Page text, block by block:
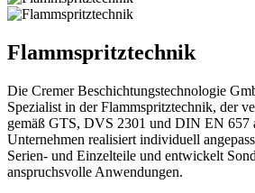
Flammspritztechnik
Die Cremer Beschichtungstechnologie
Spezialist in der Flammspritztechnik, der
gemäß GTS, DVS 2301 und DIN EN 657
Unternehmen realisiert individuell
Serien- und Einzelteile und entwickelt
anspruchsvolle Anwendungen.